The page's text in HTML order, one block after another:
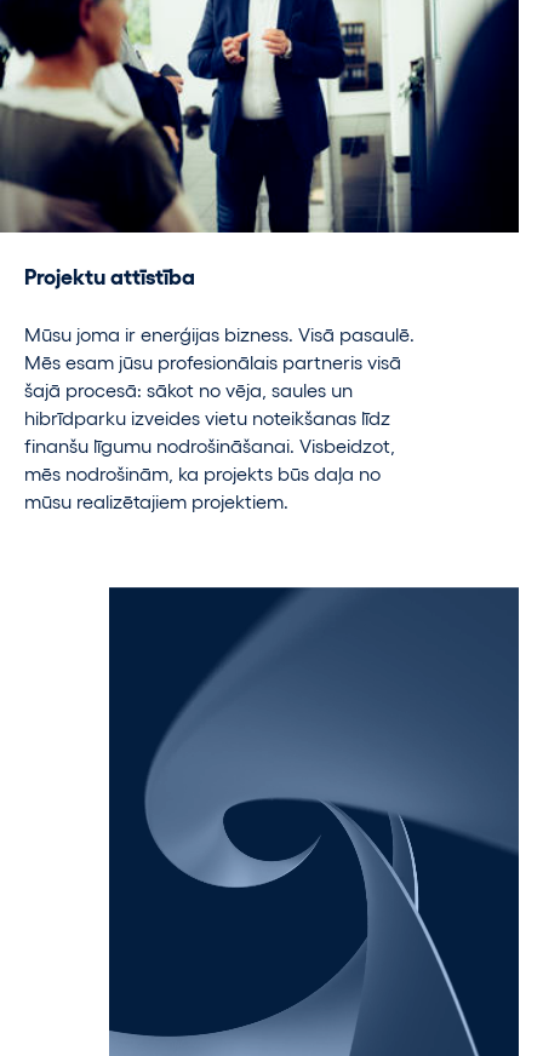
Projektu attīstība
Mūsu joma ir enerģijas bizness. Visā pasaulē.
Mēs esam jūsu profesionālais partneris visā
šajā procesā: sākot no vēja, saules un
hibrīdparku izveides vietu noteikšanas līdz
finanšu līgumu nodrošināšanai. Visbeidzot,
mēs nodrošinām, ka projekts būs daļa no
mūsu realizētajiem projektiem.